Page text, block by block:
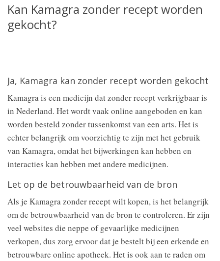
Kan Kamagra zonder recept worden
gekocht?
Ja, Kamagra kan zonder recept worden gekocht
Kamagra is een medicijn dat zonder recept verkrijgbaar is
in Nederland. Het wordt vaak online aangeboden en kan
worden besteld zonder tussenkomst van een arts. Het is
echter belangrijk om voorzichtig te zijn met het gebruik
van Kamagra, omdat het bijwerkingen kan hebben en
interacties kan hebben met andere medicijnen.
Let op de betrouwbaarheid van de bron
Als je Kamagra zonder recept wilt kopen, is het belangrijk
om de betrouwbaarheid van de bron te controleren. Er zijn
veel websites die neppe of gevaarlijke medicijnen
verkopen, dus zorg ervoor dat je bestelt bij een erkende en
betrouwbare online apotheek. Het is ook aan te raden om